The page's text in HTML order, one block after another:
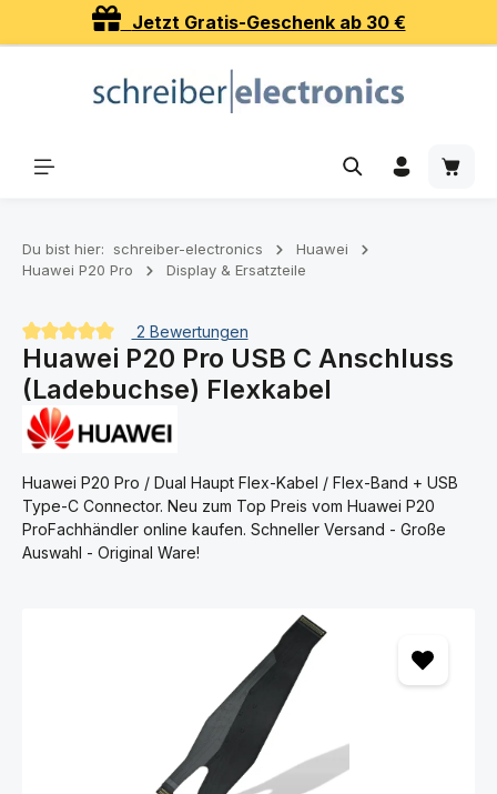
Zum Hauptinhalt springenJetzt Gratis-Geschenk ab 30 €
Du bist hier: schreiber-electronics
Huawei
Huawei P20 Pro
Display & Ersatzteile
Durchschnittliche Bewertung von 5 von 5 Sternen
2 Bewertungen
Huawei P20 Pro USB C Anschluss
(Ladebuchse) Flexkabel
Huawei P20 Pro / Dual Haupt Flex-Kabel / Flex-Band + USB
Type-C Connector. Neu zum Top Preis vom Huawei P20
ProFachhändler online kaufen. Schneller Versand - Große
Auswahl - Original Ware!